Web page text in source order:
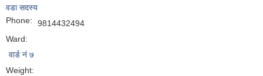
वडा सदस्य
Phone:
9814432494
Ward:
वार्ड नं ७
Weight: